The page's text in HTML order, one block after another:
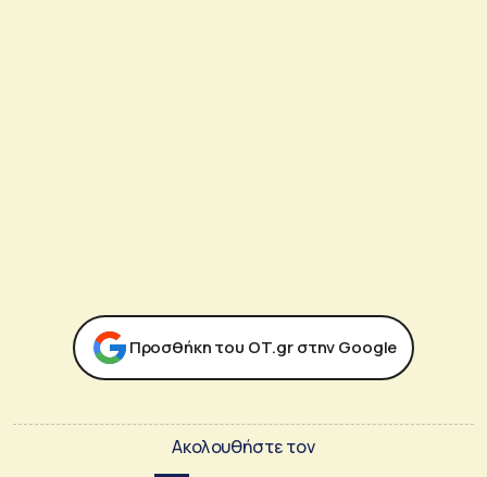
Προσθήκη του ΟΤ.gr στην Google
Ακολουθήστε τον